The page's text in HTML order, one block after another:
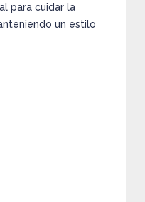
para cuidar la
un estilo